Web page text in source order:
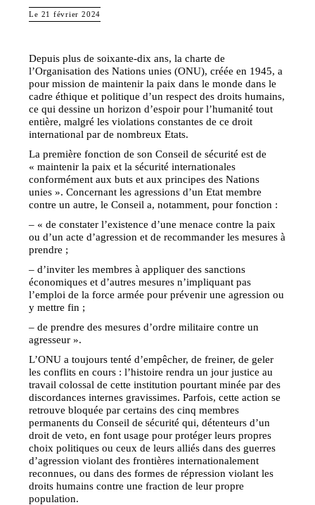
Le 21 février 2024
Depuis plus de soixante-dix ans, la charte de
l’Organisation des Nations unies (ONU), créée en 1945, a
pour mission de maintenir la paix dans le monde dans le
cadre éthique et politique d’un respect des droits humains,
ce qui dessine un horizon d’espoir pour l’humanité tout
entière, malgré les violations constantes de ce droit
international par de nombreux Etats.
La première fonction de son Conseil de sécurité est de
« maintenir la paix et la sécurité internationales
conformément aux buts et aux principes des Nations
unies ». Concernant les agressions d’un Etat membre
contre un autre, le Conseil a, notamment, pour fonction :
– « de constater l’existence d’une menace contre la paix
ou d’un acte d’agression et de recommander les mesures à
prendre ;
– d’inviter les membres à appliquer des sanctions
économiques et d’autres mesures n’impliquant pas
l’emploi de la force armée pour prévenir une agression ou
y mettre fin ;
– de prendre des mesures d’ordre militaire contre un
agresseur ».
L’ONU a toujours tenté d’empêcher, de freiner, de geler
les conflits en cours : l’histoire rendra un jour justice au
travail colossal de cette institution pourtant minée par des
discordances internes gravissimes. Parfois, cette action se
retrouve bloquée par certains des cinq membres
permanents du Conseil de sécurité qui, détenteurs d’un
droit de veto, en font usage pour protéger leurs propres
choix politiques ou ceux de leurs alliés dans des guerres
d’agression violant des frontières internationalement
reconnues, ou dans des formes de répression violant les
droits humains contre une fraction de leur propre
population.